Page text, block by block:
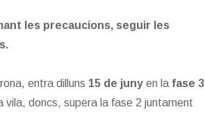
les precaucions, seguir les
entra dilluns 15 de juny en la fase 3
doncs, supera la fase 2 juntament